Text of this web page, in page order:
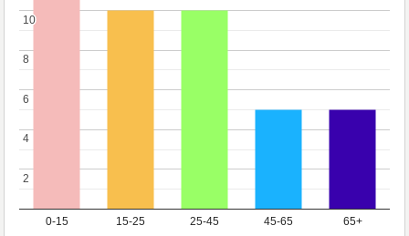
0-15 15-25 25-45 45-65 65+
2
2
4
4
6
6
8
8
10
10